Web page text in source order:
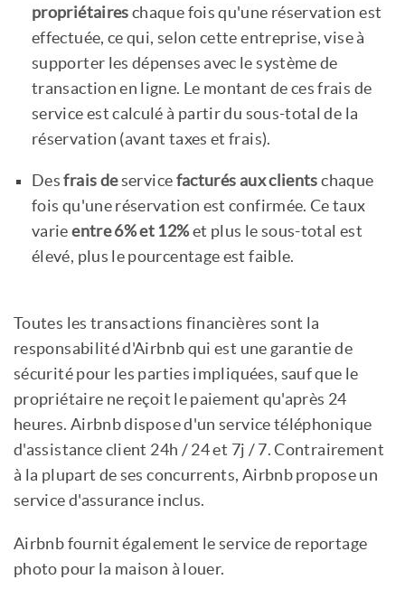
propriétaires chaque fois qu'une réservation est
effectuée, ce qui, selon cette entreprise, vise à
supporter les dépenses avec le système de
transaction en ligne. Le montant de ces frais de
service est calculé à partir du sous-total de la
réservation (avant taxes et frais).
Desfrais deservice facturés aux clients chaque
fois qu'une réservation est confirmée. Ce taux
varieentre 6% et 12%et plus le sous-total est
élevé, plus le pourcentage est faible.
Toutes les transactions financières sont la
responsabilité d'Airbnb qui est une garantie de
sécurité pour les parties impliquées, sauf que le
propriétaire ne reçoit le paiement qu'après 24
heures. Airbnb dispose d'un service téléphonique
d'assistance client 24h / 24 et 7j / 7. Contrairement
à la plupart de ses concurrents, Airbnb propose un
service d'assurance inclus.
Airbnb fournit également le service de reportage
photo pour la maison à louer.